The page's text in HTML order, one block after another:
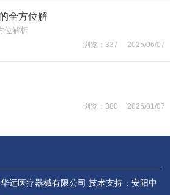
全方位解
位解析
浏览：337 2025/06/07
浏览：380 2025/01/07
远医疗器械有限公司 技术支持：安阳中